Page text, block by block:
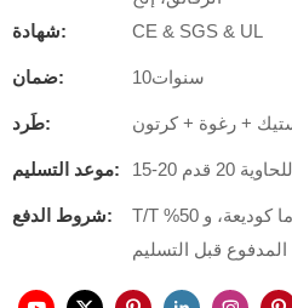
شهادة:
CE & SGS & UL
ضمان: سنوات10
طَرد: + رغوة + كرتون
موعد التسليم: 20 قدم
شروط الدفع:
T/T أو ويسترن يونيون، 50% مقدما كوديعة، و 50%
المدفوع قبل التسليم